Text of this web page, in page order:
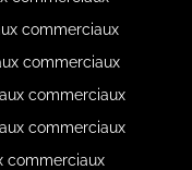
commerciaux
commerciaux
commerciaux
commerciaux
commerciaux